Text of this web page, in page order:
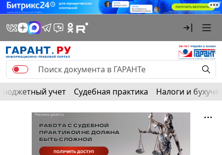
Бюджетный учет Судебная практика Налоги и